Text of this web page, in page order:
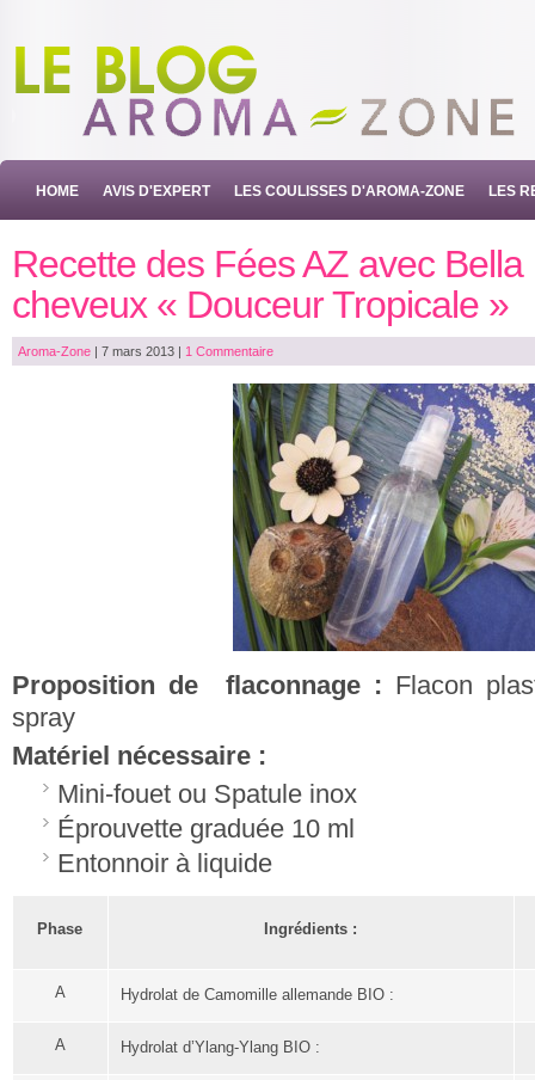
HOME AVIS D'EXPERT LES COULISSES D'AROMA-ZONE LES
Recette des Fées AZ avec
cheveux « Douceur Tropicale »
Aroma-Zone | 7 mars 2013 | 1 Commentaire
Proposition de flaconnage : Flacon
spray
Matériel nécessaire :
Mini-fouet ou Spatule inox
Éprouvette graduée 10 ml
Entonnoir à liquide
Phase Ingrédients :
A Hydrolat de Camomille allemande BIO :
A Hydrolat d’Ylang-Ylang BIO :